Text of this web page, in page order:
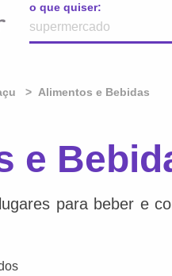
o que quiser:
Alimentos e Bebidas
e
para beber e